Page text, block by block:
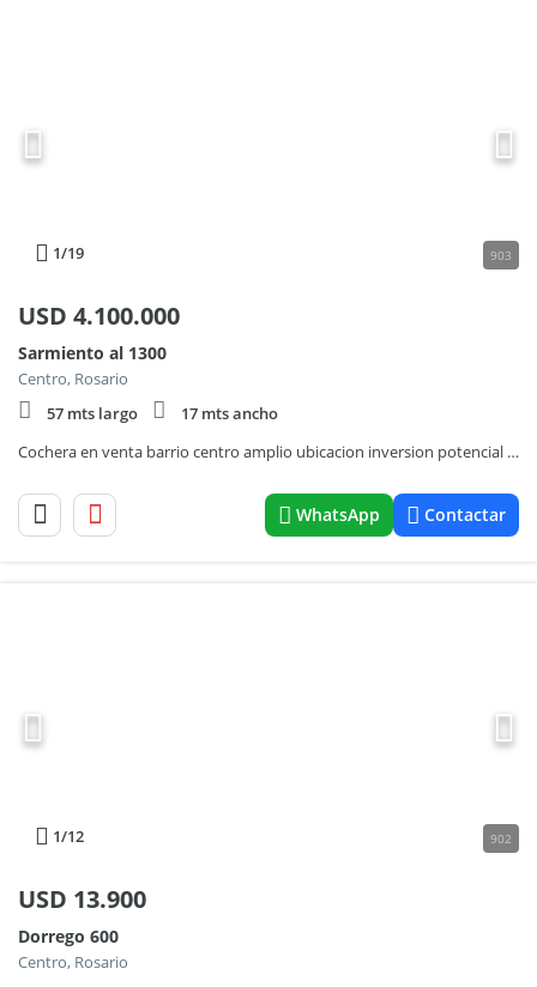
1/19 903
USD 4.100.000
Sarmiento al 1300
Centro, Rosario
57 mts largo
17 mts ancho
Cochera en venta barrio centro amplio ubicacion inversion potencial oportunidad
WhatsApp Contactar
1/12 902
USD 13.900
Dorrego 600
Centro, Rosario